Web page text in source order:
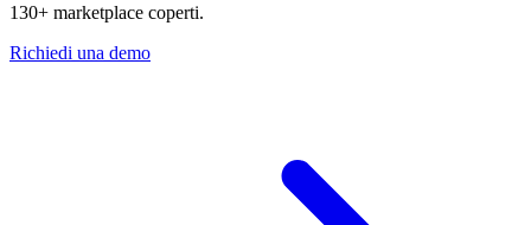
130+ marketplace coperti.
Richiedi una demo